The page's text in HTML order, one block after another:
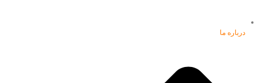
درباره ما